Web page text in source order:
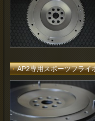
AP2専用スポーツフラ